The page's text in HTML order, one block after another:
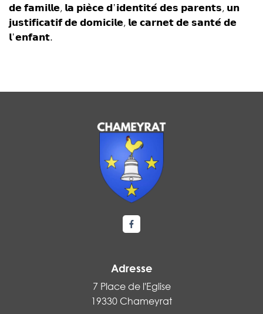
𝗱𝗲 𝗳𝗮𝗺𝗶𝗹𝗹𝗲, 𝗹𝗮 𝗽𝗶𝗲̀𝗰𝗲 𝗱’𝗶𝗱𝗲𝗻𝘁𝗶𝘁𝗲́ 𝗱𝗲𝘀 𝗽𝗮𝗿𝗲𝗻𝘁𝘀, 𝘂𝗻
𝗷𝘂𝘀𝘁𝗶𝗳𝗶𝗰𝗮𝘁𝗶𝗳 𝗱𝗲 𝗱𝗼𝗺𝗶𝗰𝗶𝗹𝗲, 𝗹𝗲 𝗰𝗮𝗿𝗻𝗲𝘁 𝗱𝗲 𝘀𝗮𝗻𝘁𝗲́ 𝗱𝗲
𝗹’𝗲𝗻𝗳𝗮𝗻𝘁.
Lien vers le compte Facebook
Adresse
7 Place de l'Eglise
19330 Chameyrat